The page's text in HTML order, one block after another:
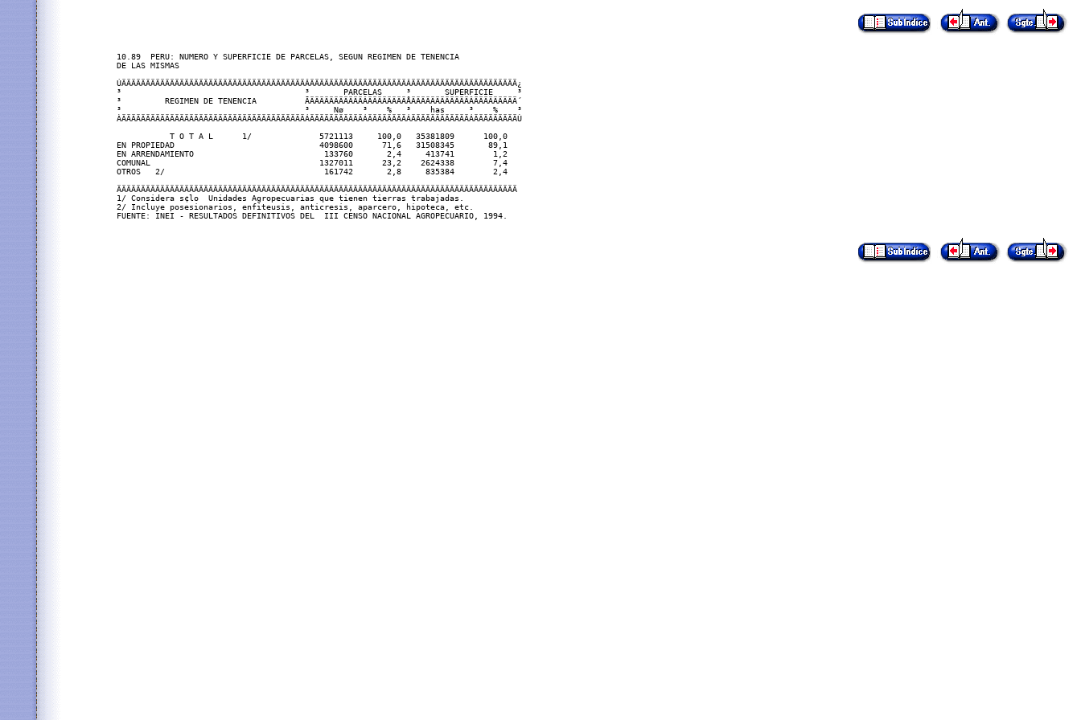
10.89  PERU: NUMERO Y SUPERFICIE DE PARCELAS, SEGUN REGIMEN DE TENENCIA
DE LAS MISMAS
ÚÄÄÄÄÄÄÄÄÄÄÄÄÄÄÄÄÄÄÄÄÄÄÄÄÄÄÄÄÄÄÄÄÄÄÄÄÄÄÂÄÄÄÄÄÄÄÄÄÄÄÄÄÄÄÄÄÄÄÄÂÄÄÄÄÄÄÄÄÄÄÄÄÄÄÄÄÄÄÄÄÄÄ¿
³                                      ³       PARCELAS     ³       SUPERFICIE     ³
³         REGIMEN DE TENENCIA          ÃÄÄÄÄÄÄÄÄÄÄÄÂÄÄÄÄÄÄÄÄÅÄÄÄÄÄÄÄÄÄÄÄÄÂÄÄÄÄÄÄÄÄÄ´
³                                      ³     Nø    ³    %   ³    has     ³    %    ³
ÀÄÄÄÄÄÄÄÄÄÄÄÄÄÄÄÄÄÄÄÄÄÄÄÄÄÄÄÄÄÄÄÄÄÄÄÄÄÄÁÄÄÄÄÄÄÄÄÄÄÄÁÄÄÄÄÄÄÄÄÁÄÄÄÄÄÄÄÄÄÄÄÄÁÄÄÄÄÄÄÄÄÄÙ
           T O T A L      1/              5721113     100,0   35381809      100,0
EN PROPIEDAD                              4098600      71,6   31508345       89,1
EN ARRENDAMIENTO                           133760       2,4     413741        1,2
COMUNAL                                   1327011      23,2    2624338        7,4
OTROS   2/                                 161742       2,8     835384        2,4
ÄÄÄÄÄÄÄÄÄÄÄÄÄÄÄÄÄÄÄÄÄÄÄÄÄÄÄÄÄÄÄÄÄÄÄÄÄÄÄÄÄÄÄÄÄÄÄÄÄÄÄÄÄÄÄÄÄÄÄÄÄÄÄÄÄÄÄÄÄÄÄÄÄÄÄÄÄÄÄÄÄÄÄ
1/ Considera s¢lo  Unidades Agropecuarias que tienen tierras trabajadas.
2/ Incluye posesionarios, enfiteusis, anticresis, aparcero, hipoteca, etc.